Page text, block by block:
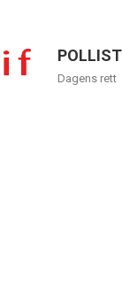
Menu
Dagens rett